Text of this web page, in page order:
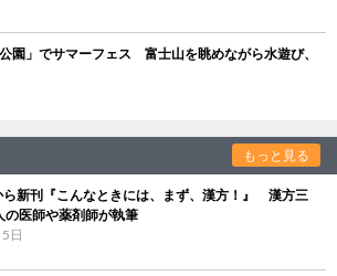
園」でサマーフェス 富士山を眺めながら水遊び、
もっと見る
ら新刊『こんなときには、まず、漢方！』 漢方三
の医師や薬剤師が執筆
日